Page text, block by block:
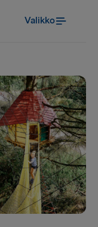
Valikko